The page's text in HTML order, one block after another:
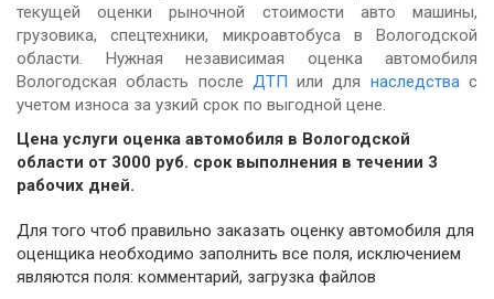
текущей оценки рыночной стоимости авто машины,
грузовика, спецтехники, микроавтобуса в Вологодской
области. Нужная независимая оценка автомобиля
Вологодская область после ДТП или для наследствас
учетом износа за узкий срок по выгодной цене.
Цена услуги оценка автомобиля в Вологодской
области от 3000 руб. cрок выполнения в течении 3
рабочих дней.
Для того чтоб правильно заказать оценку автомобиля для
оценщика необходимо заполнить все поля, исключением
являются поля: комментарий, загрузка файлов